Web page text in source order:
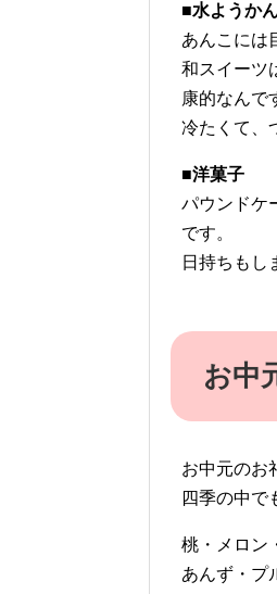
■水ようか
あんこには
和スイーツ
康的なんで
冷たくて、
■洋菓子
パウンドケ
です。
日持ちもし
お中
お中元のお
四季の中で
桃・メロン
あんず・プ